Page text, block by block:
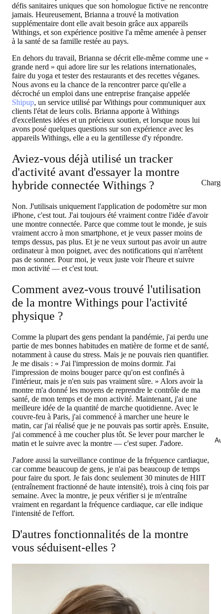
défis sanitaires uniques que son homologue fictive ne rencontre
jamais. Heureusement, Brianna a trouvé la motivation
supplémentaire dont elle avait besoin grâce aux appareils
Withings, et son expérience positive l'a même amenée à penser
à la santé de sa famille restée au pays.
En dehors du travail, Brianna se décrit elle-même comme une «
grande nerd » qui adore lire sur les relations internationales,
faire du yoga et tester des restaurants et des recettes véganes.
Nous avons eu la chance de la rencontrer parce qu'elle a
décroché un emploi dans une entreprise française appelée
Shipup, un service utilisé par Withings pour communiquer aux
clients l'état de leurs colis. Brianna apporte à Withings
d'excellentes idées et un précieux soutien, et lorsque nous lui
avons posé quelques questions sur son expérience avec les
appareils Withings, elle a eu la gentillesse d'y répondre.
Aviez-vous déjà utilisé un tracker
d'activité avant d'essayer la montre
hybride connectée Withings ?
Non. J'utilisais uniquement l'application de podomètre sur mon
iPhone, c'est tout. J'ai toujours été vraiment contre l'idée d'avoir
une montre connectée. Parce que comme tout le monde, je suis
vraiment accro à mon smartphone, et je veux passer moins de
temps dessus, pas plus. Et je ne veux surtout pas avoir un autre
ordinateur à mon poignet, avec des notifications qui n'arrêtent
pas de sonner. Pour moi, je veux juste voir l'heure et suivre
mon activité — et c'est tout.
Comment avez-vous trouvé l'utilisation
de la montre Withings pour l'activité
physique ?
Comme la plupart des gens pendant la pandémie, j'ai perdu une
partie de mes bonnes habitudes en matière de forme et de santé,
notamment à cause du stress. Mais je ne pouvais rien quantifier.
Je me disais : « J'ai l'impression de moins dormir. J'ai
l'impression de moins bouger parce qu'on est confinés à
l'intérieur, mais je n'en suis pas vraiment sûre. » Alors avoir la
montre m'a donné les moyens de reprendre le contrôle de ma
santé, de mon temps et de mon activité. Maintenant, j'ai une
meilleure idée de la quantité de marche quotidienne. Avec le
couvre-feu à Paris, j'ai commencé à marcher une heure le
matin, car j'ai réalisé que je ne pouvais pas sortir après. Ensuite,
j'ai commencé à me coucher plus tôt. Se lever pour marcher le
matin et le suivre avec la montre — c'est super. J'adore.
J'adore aussi la surveillance continue de la fréquence cardiaque,
car comme beaucoup de gens, je n'ai pas beaucoup de temps
pour faire du sport. Je fais donc seulement 30 minutes de HIIT
(entraînement fractionné de haute intensité), trois à cinq fois par
semaine. Avec la montre, je peux vérifier si je m'entraîne
vraiment en regardant la fréquence cardiaque, car elle indique
l'intensité de l'effort.
D'autres fonctionnalités de la montre
vous séduisent-elles ?